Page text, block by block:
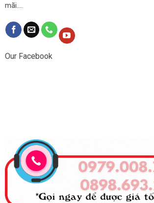
mãi....
Our Facebook